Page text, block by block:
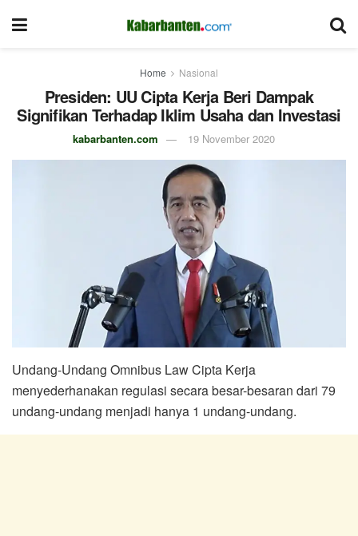
Home Nasional
Presiden: UU Cipta Kerja Beri Dampak
Signifikan Terhadap Iklim Usaha dan Investasi
kabarbanten.com 19 November 2020
Undang-Undang Omnibus Law Cipta Kerja
menyederhanakan regulasi secara besar-besaran dari 79
undang-undang menjadi hanya 1 undang-undang.